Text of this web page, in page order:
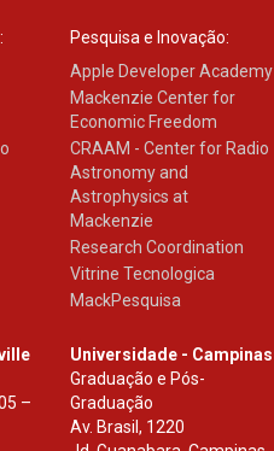
Pesquisa e Inovação:
Apple Developer Academy
Mackenzie Center for
Economic Freedom
CRAAM - Center for Radio
Astronomy and
Astrophysics at
Mackenzie
Research Coordination
Vitrine Tecnologica
MackPesquisa
–
Universidade - Campinas
Graduação e Pós-
Graduação
Av. Brasil, 1220